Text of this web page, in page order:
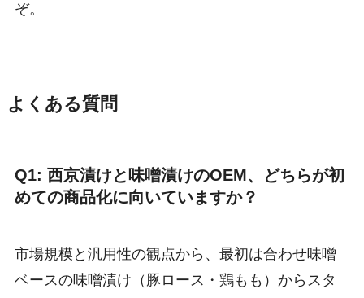
ぞ。
よくある質問
Q1: 西京漬けと味噌漬けのOEM、どちらが初
めての商品化に向いていますか？
市場規模と汎用性の観点から、最初は合わせ味噌
ベースの味噌漬け（豚ロース・鶏もも）からスタ